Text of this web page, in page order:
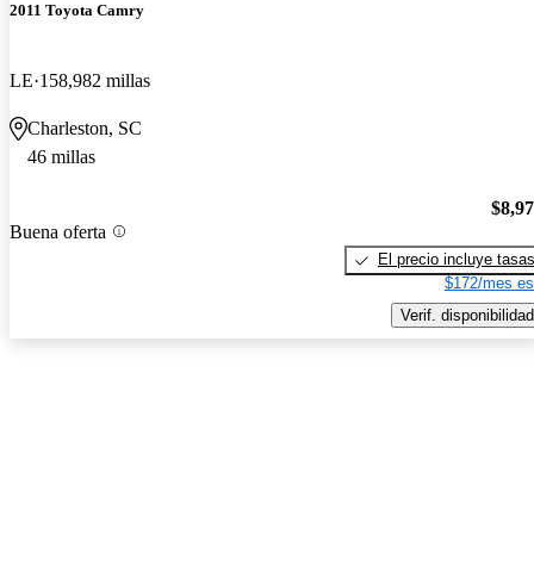
2011 Toyota Camry
LE 158,982 millas
Charleston, SC
46 millas
Buena oferta
El precio incluye tasas
$172/mes
Verif. disponibilidad